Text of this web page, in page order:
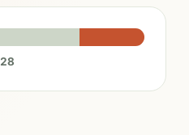
28